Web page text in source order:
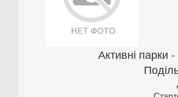
Активні парки